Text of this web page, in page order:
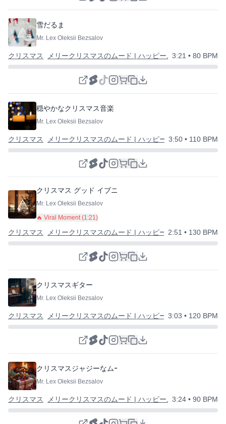
雪だるま
Mr. Lex Oleksii Bezsalov
クリスマス メリークリスマスのムード | ハッピーニューイヤー
3:21 • 80 BPM
穏やかなクリスマス音楽
Mr. Lex Oleksii Bezsalov
クリスマス メリークリスマスのムード | ハッピーニューイヤー
3:50 • 110 BPM
クリスマス グッド イブニング
Mr. Lex Oleksii Bezsalov
🔥 Viral Moment (1:21)
クリスマス メリークリスマスのムード | ハッピーニューイヤー
2:51 • 130 BPM
クリスマスギター
Mr. Lex Oleksii Bezsalov
クリスマス メリークリスマスのムード | ハッピーニューイヤー
3:03 • 120 BPM
クリスマスジャジーなムード
Mr. Lex Oleksii Bezsalov
クリスマス メリークリスマスのムード | ハッピーニューイヤー
3:24 • 90 BPM